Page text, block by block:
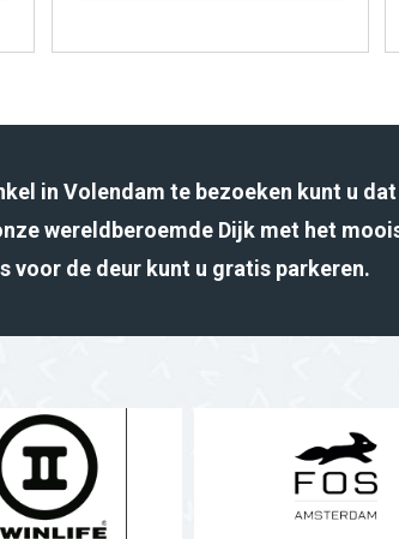
in Volendam te bezoeken kunt u
wereldberoemde Dijk met het
voor de deur kunt u gratis parkeren.